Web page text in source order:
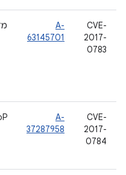
CVE-
2017-
0783
A-
63145701
CVE-
2017-
0784
A-
37287958